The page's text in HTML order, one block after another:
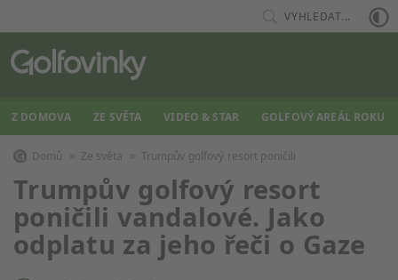
VYHLEDAT...
Z DOMOVA ZE SVĚTA VIDEO & STAR GOLFOVÝ AREÁL ROKU
Domů Ze světa Trumpův golfový resort poničili
Trumpův golfový resort
poničili vandalové. Jako
odplatu za jeho řeči o Gaze